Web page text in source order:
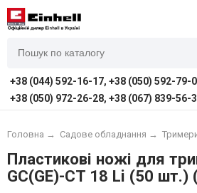
+38 (044) 592-16-17, +38 (050) 592-79-
+38 (050) 972-26-28, +38 (067) 839-56-
Головна → Садове обладнання →
Пластикові ножі для
GC(GE)-CT 18 Li (50 шт.)